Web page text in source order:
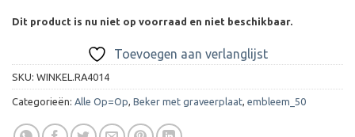
Dit product is nu niet op voorraad en niet beschikbaar.
Toevoegen aan verlanglijst
SKU: WINKEL.RA4014
Categorieën: Alle Op=Op, Beker met graveerplaat, embleem_50